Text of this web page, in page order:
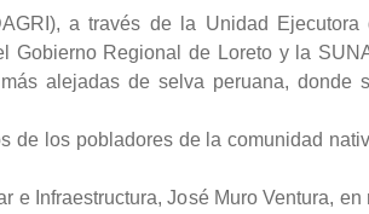
a través de la Unidad
Gobierno Regional de Loreto y la
alejadas de selva peruana, donde
de los pobladores de la comunidad
e Infraestructura, José Muro Ventura,